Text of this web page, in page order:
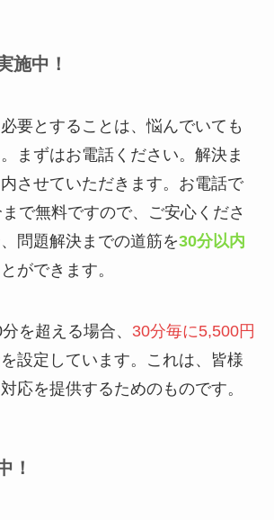
施中！
要とすることは、悩んでいても
まずはお電話ください。解決ま
させていただきます。お電話で
で無料ですので、ご安心くださ
問題解決までの道筋を30分以内
ができます。
を超える場合、 30分毎に5,500円
設定しています。これは、皆様
応を提供するためのものです。
！